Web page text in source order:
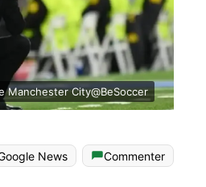
Manchester City@BeSoccer
News
Commenter